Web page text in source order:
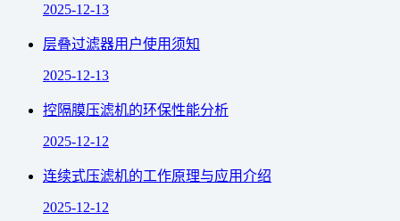
2025-12-13
层叠过滤器用户使用须知
2025-12-13
控隔膜压滤机的环保性能分析
2025-12-12
连续式压滤机的工作原理与应用介绍
2025-12-12